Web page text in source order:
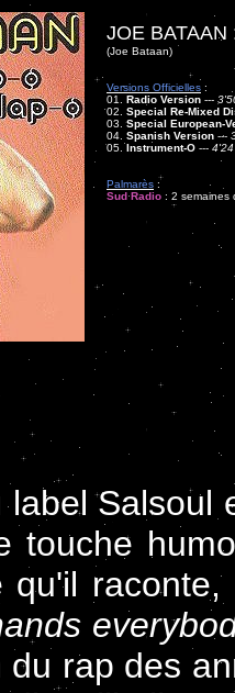
JOE
(Joe Bataan)
Versions Officielles :
01. Radio Version ---
02. Special Re-Mixed
03.Special European-
04. Spanish Version ---
05.Instrument-O --- 4'24
Palmarès :
Sud Radio : 2 semaines
Salsoul
touche
rap des